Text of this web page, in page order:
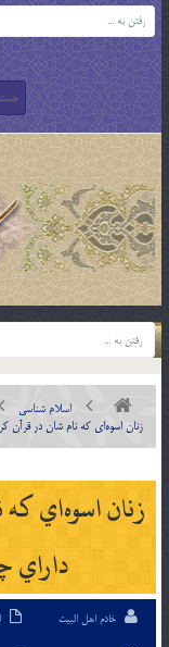
اسلام شناسی
زنان اسوه‌اي كه نام شان در قرآن
زنان اسوه‌اي
داراي
خادم اهل البیت